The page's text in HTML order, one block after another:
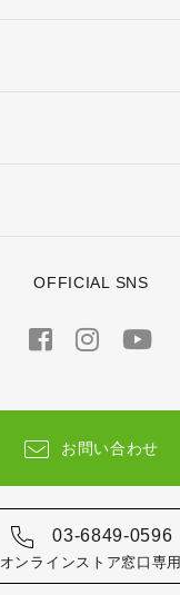
OFFICIAL SNS
お問い合わせ
03-6849-0596
オンラインストア窓口専用